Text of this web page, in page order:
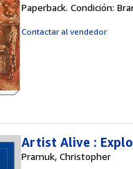
Paperback. Condición:
Contactar al vendedor
Artist Alive :
Pramuk, Christopher